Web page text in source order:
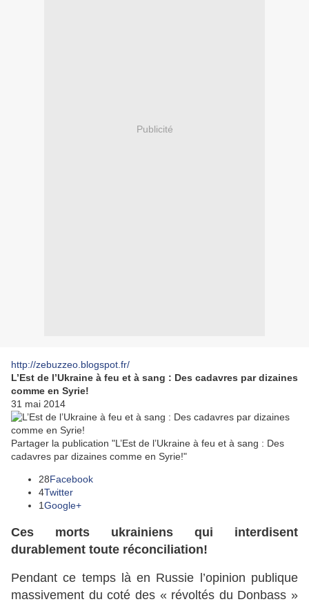
Publicité
http://zebuzzeo.blogspot.fr/
L’Est de l’Ukraine à feu et à sang : Des cadavres par dizaines
comme en Syrie!
31 mai 2014
Partager la publication "L’Est de l’Ukraine à feu et à sang : Des
cadavres par dizaines comme en Syrie!"
28Facebook
4Twitter
1Google+
Ces morts ukrainiens qui interdisent
durablement toute réconciliation!
Pendant ce temps là en Russie l’opinion publique
massivement du coté des « révoltés du Donbass »